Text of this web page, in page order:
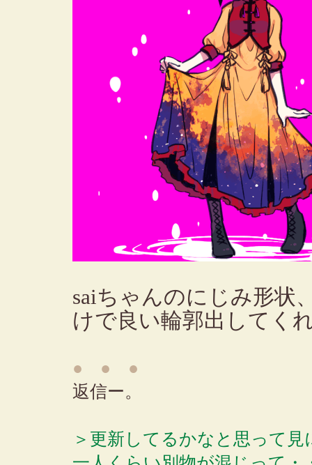
saiちゃんのにじみ形状
けで良い輪郭出してく
● ● ●
返信ー。
＞更新してるかなと思って